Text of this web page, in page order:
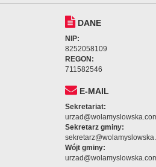
DANE
NIP:
8252058109
REGON:
711582546
E-MAIL
Sekretariat:
Sekretarz gminy:
Wójt gminy: